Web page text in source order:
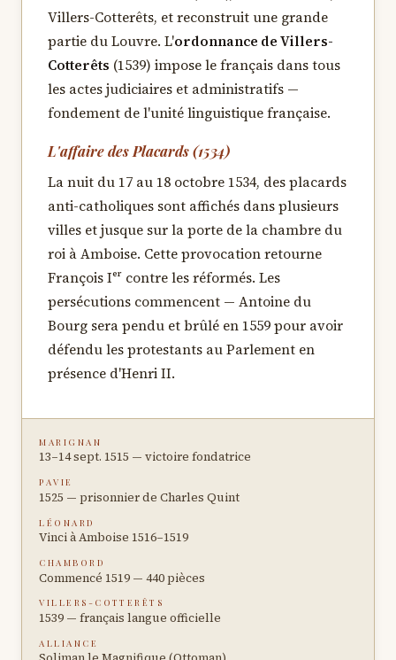
Villers-Cotterêts, et reconstruit une grande
partie du Louvre. L'ordonnance de Villers-
Cotterêts (1539) impose le français dans tous
les actes judiciaires et administratifs —
fondement de l'unité linguistique française.
L'affaire des Placards (1534)
La nuit du 17 au 18 octobre 1534, des placards
anti-catholiques sont affichés dans plusieurs
villes et jusque sur la porte de la chambre du
roi à Amboise. Cette provocation retourne
François Iᵉʳ contre les réformés. Les
persécutions commencent — Antoine du
Bourg sera pendu et brûlé en 1559 pour avoir
défendu les protestants au Parlement en
présence d'Henri II.
MARIGNAN
13–14 sept. 1515 — victoire fondatrice
PAVIE
1525 — prisonnier de Charles Quint
LÉONARD
Vinci à Amboise 1516–1519
CHAMBORD
Commencé 1519 — 440 pièces
VILLERS-COTTERÊTS
1539 — français langue officielle
ALLIANCE